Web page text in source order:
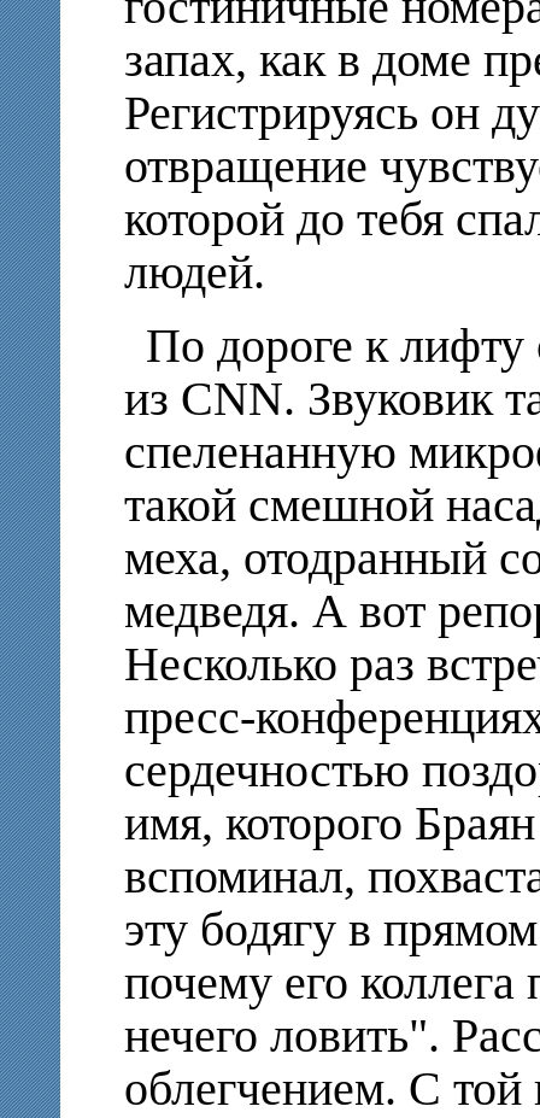
запах, как в доме
Регистрируясь он
отвращение
которой до тебя
людей.
По дороге к лифту
из CNN. Звуковик
спеленанную
такой смешной
меха, отодранный
медведя. А вот
Несколько раз
пресс-
сердечностью
имя, которого
вспоминал,
эту бодягу в
почему его
нечего ловить".
облегчением. С той